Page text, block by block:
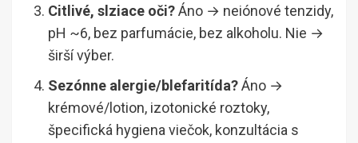
Citlivé, slziace oči?Áno → neiónové tenzidy,
pH ~6, bez parfumácie, bez alkoholu. Nie →
širší výber.
Sezónne alergie/blefaritída?Áno →
krémové/lotion, izotonické roztoky,
špecifická hygiena viečok, konzultácia s